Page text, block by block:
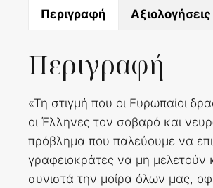
Περιγραφή
Περιγραφή
«Τη στιγμή που οι Ευρωπαίοι
οι Έλληνες τον σοβαρό και
πρόβλημα που παλεύουμε να
γραφειοκράτες να μη
συνιστά την μοίρα όλων μας,